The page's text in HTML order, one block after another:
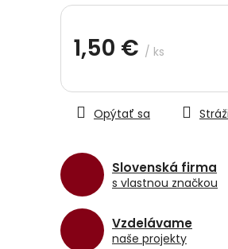
1,50 € / ks
cena:
Slovenská firma
s vlastnou značkou
Vzdelávame
naše projekty
Opýtať sa
hviezdičiek.